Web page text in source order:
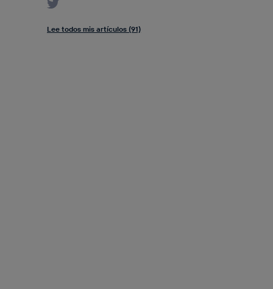
Lee todos mis artículos (91)